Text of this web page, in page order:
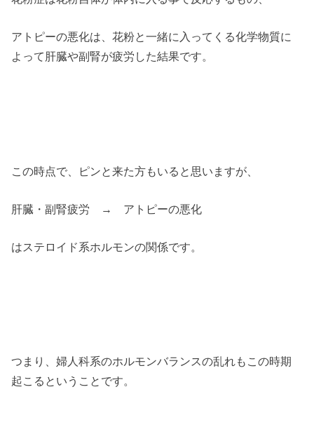
アトピーの悪化は、花粉と一緒に入ってくる化学物質に
よって肝臓や副腎が疲労した結果です。
この時点で、ピンと来た方もいると思いますが、
肝臓・副腎疲労 → アトピーの悪化
はステロイド系ホルモンの関係です。
つまり、婦人科系のホルモンバランスの乱れもこの時期
起こるということです。